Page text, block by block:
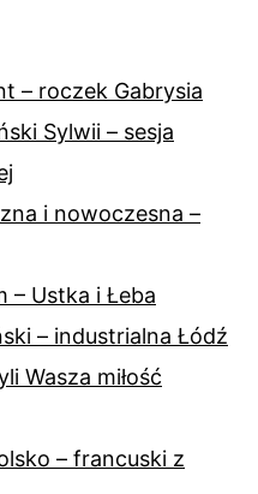
– roczek Gabrysia
Sylwii – sesja
i nowoczesna –
– Ustka i Łeba
– industrialna Łódź
Wasza miłość
– francuski z